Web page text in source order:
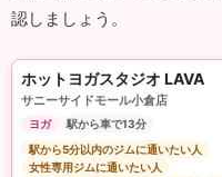
認しましょう。
ホットヨガスタジオ LAVA
サニーサイドモール小倉店
ヨガ
駅から車で13分
駅から5分以内のジムに通いたい人
女性専用ジムに通いたい人